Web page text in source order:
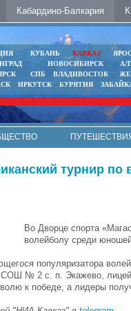
Кабардино-Балкария
КУБАНЬ КАВКАЗ
НОВОСИБИРСК
СПБ ВЛАДИВОСТОК
ИРКУТСК БУРЯТИЯ
турнир
Во Дворце спорта
волейболу среди
популяризатора
№ 2 с. п. Экажево, лицей
к победе, а лидеры